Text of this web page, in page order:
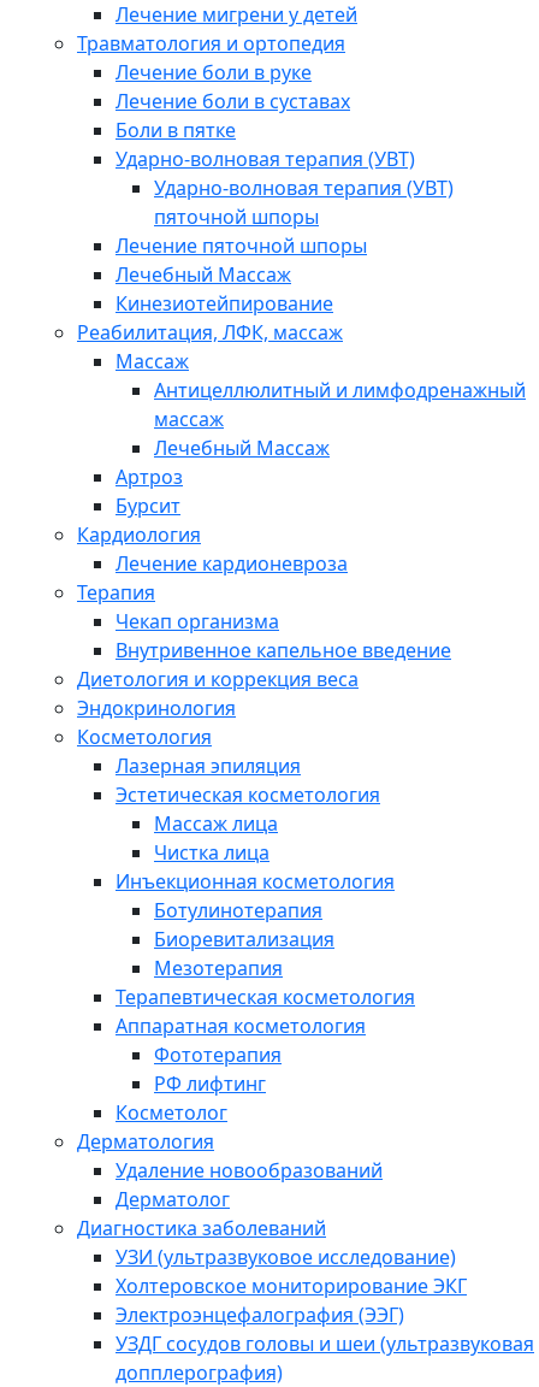
Лечение мигрени у детей
Травматология и ортопедия
Лечение боли в руке
Лечение боли в суставах
Боли в пятке
Ударно-волновая терапия (УВТ)
Ударно-волновая терапия (УВТ)
пяточной шпоры
Лечение пяточной шпоры
Лечебный Массаж
Кинезиотейпирование
Реабилитация, ЛФК, массаж
Массаж
Антицеллюлитный и лимфодренажный
массаж
Лечебный Массаж
Артроз
Бурсит
Кардиология
Лечение кардионевроза
Терапия
Чекап организма
Внутривенное капельное введение
Диетология и коррекция веса
Эндокринология
Косметология
Лазерная эпиляция
Эстетическая косметология
Массаж лица
Чистка лица
Инъекционная косметология
Ботулинотерапия
Биоревитализация
Мезотерапия
Терапевтическая косметология
Аппаратная косметология
Фототерапия
РФ лифтинг
Косметолог
Дерматология
Удаление новообразований
Дерматолог
Диагностика заболеваний
УЗИ (ультразвуковое исследование)
Холтеровское мониторирование ЭКГ
Электроэнцефалография (ЭЭГ)
УЗДГ сосудов головы и шеи (ультразвуковая
допплерография)